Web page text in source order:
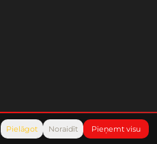
Pielāgot Noraidīt Pieņemt visu